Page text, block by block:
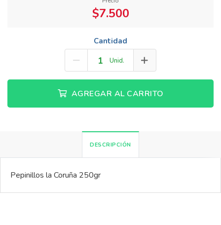
$7.500
Cantidad
Unid.
AGREGAR AL CARRITO
DESCRIPCIÓN
Pepinillos la Coruña 250gr